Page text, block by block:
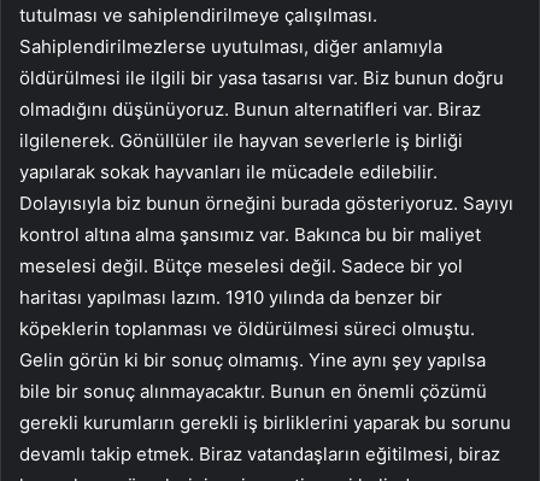
tutulması ve sahiplendirilmeye çalışılması.
Sahiplendirilmezlerse uyutulması, diğer anlamıyla
öldürülmesi ile ilgili bir yasa tasarısı var. Biz bunun doğru
olmadığını düşünüyoruz. Bunun alternatifleri var. Biraz
ilgilenerek. Gönüllüler ile hayvan severlerle iş birliği
yapılarak sokak hayvanları ile mücadele edilebilir.
Dolayısıyla biz bunun örneğini burada gösteriyoruz. Sayıyı
kontrol altına alma şansımız var. Bakınca bu bir maliyet
meselesi değil. Bütçe meselesi değil. Sadece bir yol
haritası yapılması lazım. 1910 yılında da benzer bir
köpeklerin toplanması ve öldürülmesi süreci olmuştu.
Gelin görün ki bir sonuç olmamış. Yine aynı şey yapılsa
bile bir sonuç alınmayacaktır. Bunun en önemli çözümü
gerekli kurumların gerekli iş birliklerini yaparak bu sorunu
devamlı takip etmek. Biraz vatandaşların eğitilmesi, biraz